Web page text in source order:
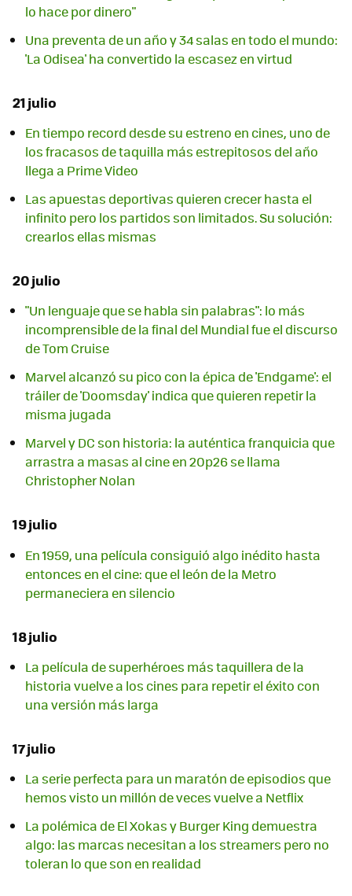
lo hace por dinero"
Una preventa de un año y 34 salas en todo el mundo:
'La Odisea' ha convertido la escasez en virtud
21 julio
En tiempo record desde su estreno en cines, uno de
los fracasos de taquilla más estrepitosos del año
llega a Prime Video
Las apuestas deportivas quieren crecer hasta el
infinito pero los partidos son limitados. Su solución:
crearlos ellas mismas
20 julio
"Un lenguaje que se habla sin palabras": lo más
incomprensible de la final del Mundial fue el discurso
de Tom Cruise
Marvel alcanzó su pico con la épica de 'Endgame': el
tráiler de 'Doomsday' indica que quieren repetir la
misma jugada
Marvel y DC son historia: la auténtica franquicia que
arrastra a masas al cine en 20p26 se llama
Christopher Nolan
19 julio
En 1959, una película consiguió algo inédito hasta
entonces en el cine: que el león de la Metro
permaneciera en silencio
18 julio
La película de superhéroes más taquillera de la
historia vuelve a los cines para repetir el éxito con
una versión más larga
17 julio
La serie perfecta para un maratón de episodios que
hemos visto un millón de veces vuelve a Netflix
La polémica de El Xokas y Burger King demuestra
algo: las marcas necesitan a los streamers pero no
toleran lo que son en realidad